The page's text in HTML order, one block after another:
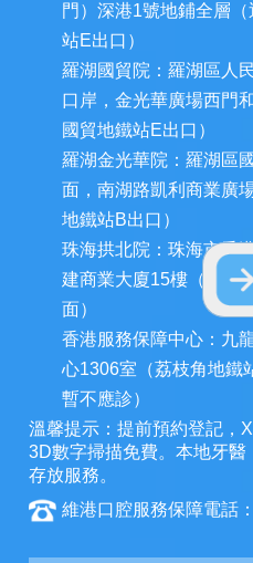
門）深港1號地鋪全層
站E出口）
羅湖國貿院：羅湖區人
口岸，金光華廣場西門
國貿地鐵站E出口）
羅湖金光華院：羅湖區
面，南湖路凱利商業廣
地鐵站B出口）
珠海拱北院：珠海市香
建商業大廈15樓（近拱
面）
香港服務保障中心：九
心1306室（荔枝角地鐵
暫不應診）
溫馨提示：提前預約登記，
3D數字掃描免費。本地牙
存放服務。
維港口腔服務保障電話